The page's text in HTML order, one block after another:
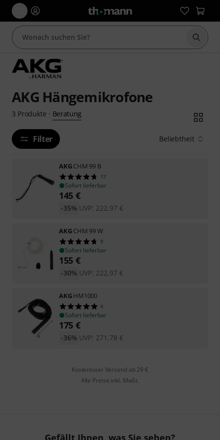
Suche
AKG Hängemikrofone
3 Produkte · Beratung
Filter Beliebtheit
AKGCHM 99 B
17
Sofort lieferbar
145 €
UVP: 222,97 €
-35%
AKGCHM 99 W
9
Sofort lieferbar
155 €
UVP: 222,97 €
-30%
AKGHM1000
4
Sofort lieferbar
175 €
UVP: 271,78 €
-36%
Kostenloser Versand ab 29 €
Alle Preise inkl. MwSt.
Gefällt Ihnen, was Sie sehen?